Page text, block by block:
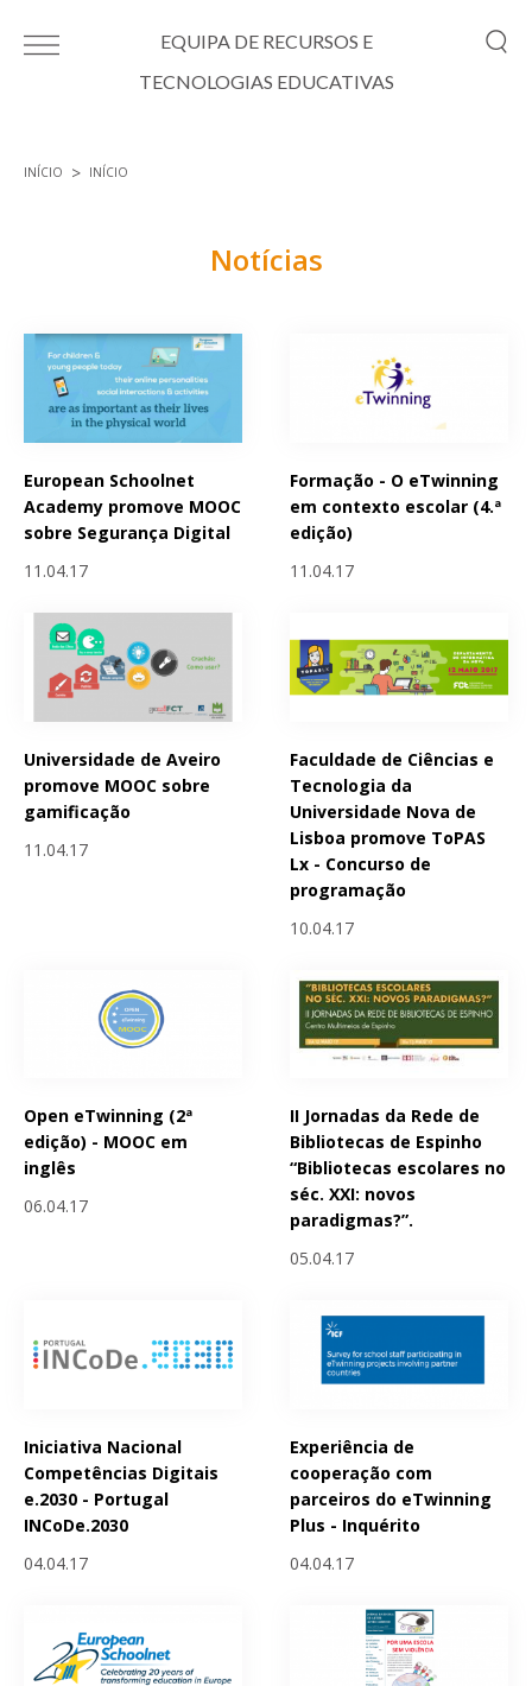
EQUIPA DE RECURSOS E
TECNOLOGIAS EDUCATIVAS
INÍCIO INÍCIO
Notícias
European Schoolnet
Academy promove MOOC
sobre Segurança Digital
11.04.17
Formação - O eTwinning
em contexto escolar (4.ª
edição)
11.04.17
Universidade de Aveiro
promove MOOC sobre
gamificação
11.04.17
Faculdade de Ciências e
Tecnologia da
Universidade Nova de
Lisboa promove ToPAS
Lx - Concurso de
programação
10.04.17
Open eTwinning (2ª
edição) - MOOC em
inglês
06.04.17
II Jornadas da Rede de
Bibliotecas de Espinho
“Bibliotecas escolares no
séc. XXI: novos
paradigmas?”.
05.04.17
Iniciativa Nacional
Competências Digitais
e.2030 - Portugal
INCoDe.2030
04.04.17
Experiência de
cooperação com
parceiros do eTwinning
Plus - Inquérito
04.04.17
Páginas